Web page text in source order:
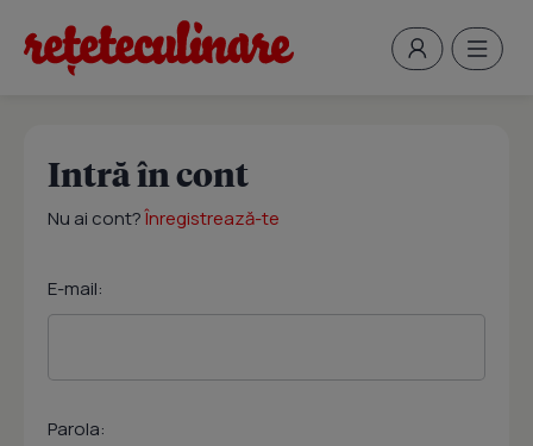
Intră în cont
Nu ai cont?Înregistrează-te
E-mail:
Parola: